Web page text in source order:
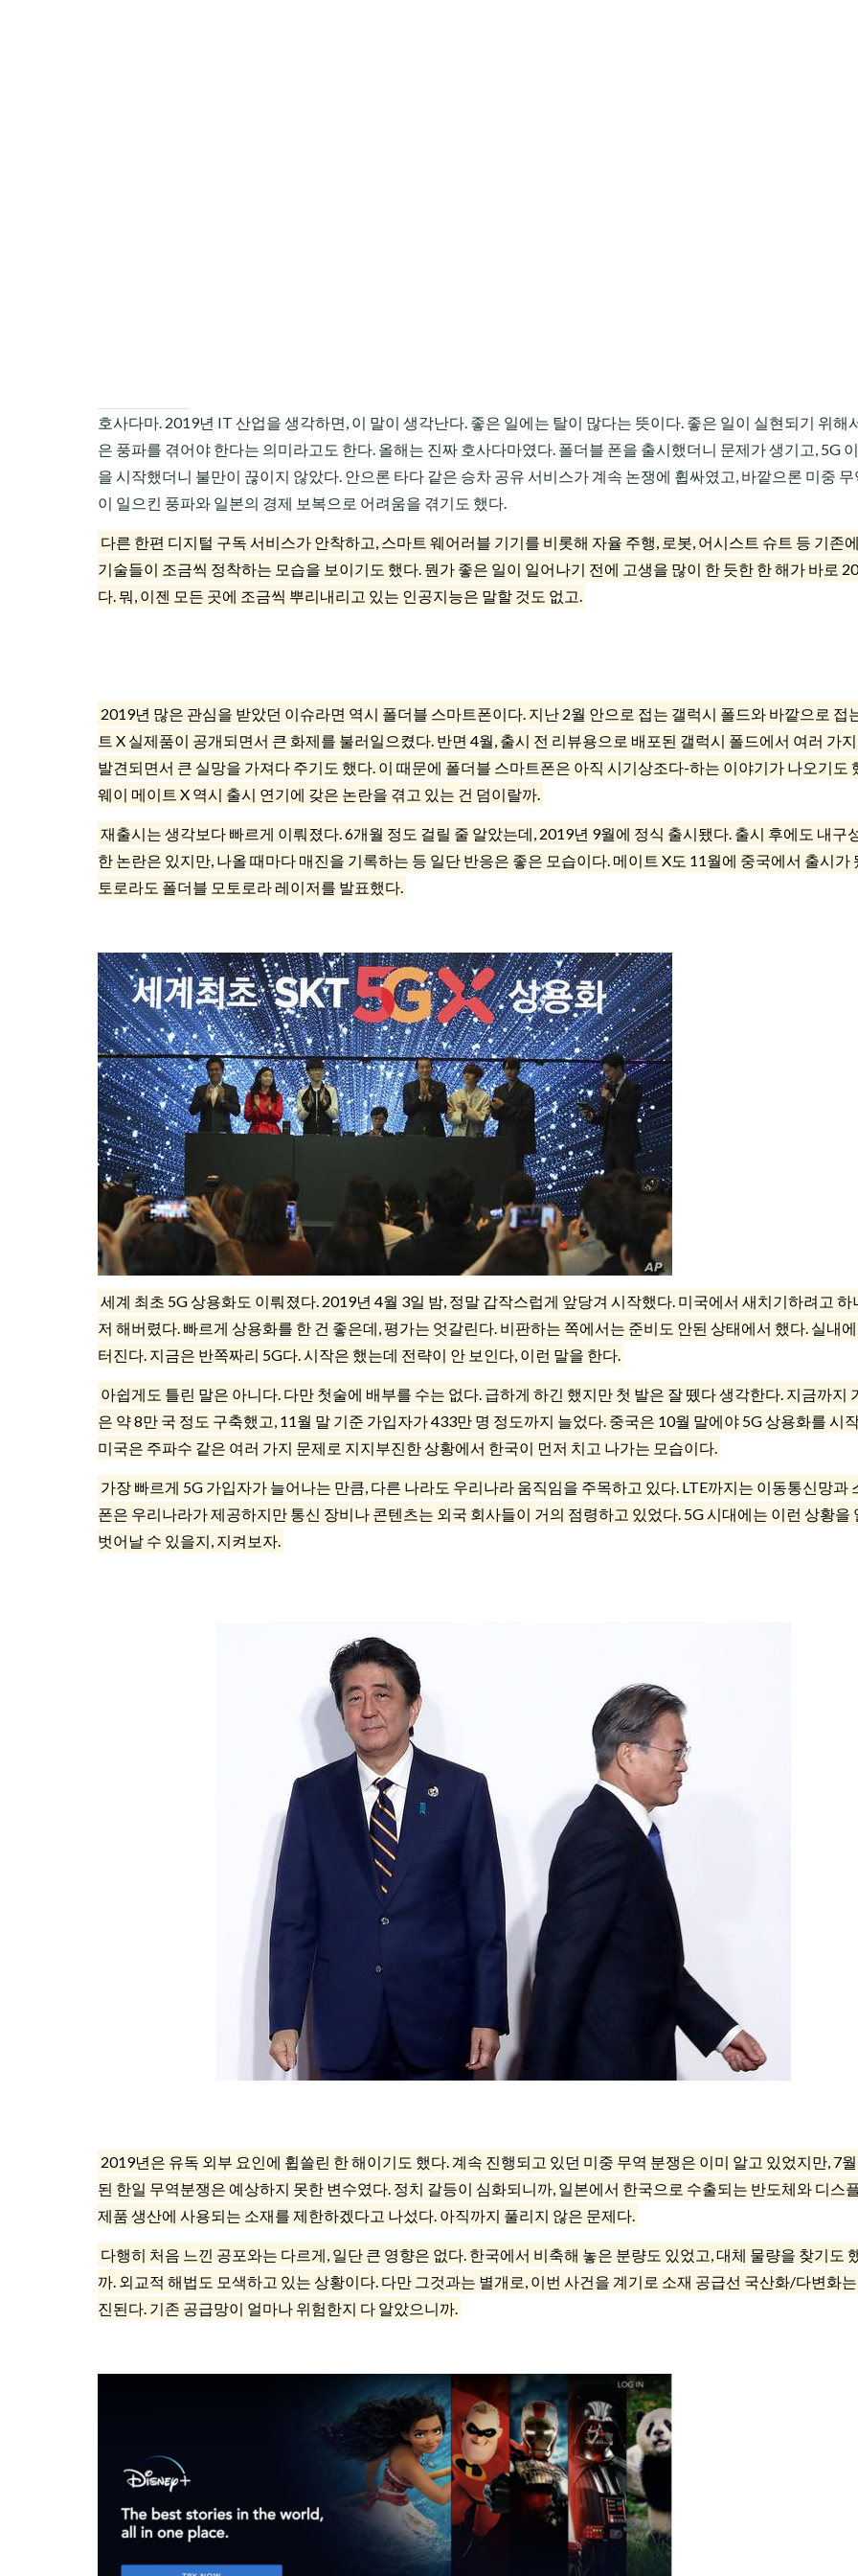
호사다마. 2019년 IT 산업을 생각하면, 이 말이 생각난다. 좋은 일에는 탈이 많다는 뜻이다. 좋은 일이 실현되기 위해
은 풍파를 겪어야 한다는 의미라고도 한다. 올해는 진짜 호사다마였다. 폴더블 폰을 출시했더니 문제가 생기고, 5G
을 시작했더니 불만이 끊이지 않았다. 안으론 타다 같은 승차 공유 서비스가 계속 논쟁에 휩싸였고, 바깥으론 미중 무
이 일으킨 풍파와 일본의 경제 보복으로 어려움을 겪기도 했다.
다른 한편 디지털 구독 서비스가 안착하고, 스마트 웨어러블 기기를 비롯해 자율 주행, 로봇, 어시스트 슈트 등 기존
기술들이 조금씩 정착하는 모습을 보이기도 했다. 뭔가 좋은 일이 일어나기 전에 고생을 많이 한 듯한 한 해가 바로
다. 뭐, 이젠 모든 곳에 조금씩 뿌리내리고 있는 인공지능은 말할 것도 없고.
2019년 많은 관심을 받았던 이슈라면 역시 폴더블 스마트폰이다. 지난 2월 안으로 접는 갤럭시 폴드와 바깥으로 접
트 X 실제품이 공개되면서 큰 화제를 불러일으켰다. 반면 4월, 출시 전 리뷰용으로 배포된 갤럭시 폴드에서 여러 가
발견되면서 큰 실망을 가져다 주기도 했다. 이 때문에 폴더블 스마트폰은 아직 시기상조다-하는 이야기가 나오기도
웨이 메이트 X 역시 출시 연기에 갖은 논란을 겪고 있는 건 덤이랄까.
재출시는 생각보다 빠르게 이뤄졌다. 6개월 정도 걸릴 줄 알았는데, 2019년 9월에 정식 출시됐다. 출시 후에도 내구
한 논란은 있지만, 나올 때마다 매진을 기록하는 등 일단 반응은 좋은 모습이다. 메이트 X도 11월에 중국에서 출시가
토로라도 폴더블 모토로라 레이저를 발표했다.
세계 최초 5G 상용화도 이뤄졌다. 2019년 4월 3일 밤, 정말 갑작스럽게 앞당겨 시작했다. 미국에서 새치기하려고 하
저 해버렸다. 빠르게 상용화를 한 건 좋은데, 평가는 엇갈린다. 비판하는 쪽에서는 준비도 안된 상태에서 했다. 실내
터진다. 지금은 반쪽짜리 5G다. 시작은 했는데 전략이 안 보인다, 이런 말을 한다.
아쉽게도 틀린 말은 아니다. 다만 첫술에 배부를 수는 없다. 급하게 하긴 했지만 첫 발은 잘 뗐다 생각한다. 지금까지
은 약 8만 국 정도 구축했고, 11월 말 기준 가입자가 433만 명 정도까지 늘었다. 중국은 10월 말에야 5G 상용화를 시
미국은 주파수 같은 여러 가지 문제로 지지부진한 상황에서 한국이 먼저 치고 나가는 모습이다.
가장 빠르게 5G 가입자가 늘어나는 만큼, 다른 나라도 우리나라 움직임을 주목하고 있다. LTE까지는 이동통신망과
폰은 우리나라가 제공하지만 통신 장비나 콘텐츠는 외국 회사들이 거의 점령하고 있었다. 5G 시대에는 이런 상황을
벗어날 수 있을지, 지켜보자.
2019년은 유독 외부 요인에 휩쓸린 한 해이기도 했다. 계속 진행되고 있던 미중 무역 분쟁은 이미 알고 있었지만, 7
된 한일 무역분쟁은 예상하지 못한 변수였다. 정치 갈등이 심화되니까, 일본에서 한국으로 수출되는 반도체와 디스
제품 생산에 사용되는 소재를 제한하겠다고 나섰다. 아직까지 풀리지 않은 문제다.
다행히 처음 느낀 공포와는 다르게, 일단 큰 영향은 없다. 한국에서 비축해 놓은 분량도 있었고, 대체 물량을 찾기도
까. 외교적 해법도 모색하고 있는 상황이다. 다만 그것과는 별개로, 이번 사건을 계기로 소재 공급선 국산화/다변화
진된다. 기존 공급망이 얼마나 위험한지 다 알았으니까.